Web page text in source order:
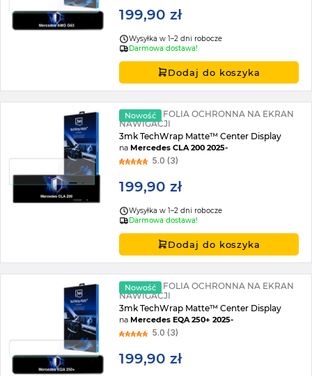
199,90 zł
Wysyłka w 1–2 dni robocze
Darmowa dostawa!
Dodaj do koszyka
Nowość
MATOWA FOLIA OCHRONNA NA EKRAN
NAWIGACJI
3mk TechWrap Matte™ Center Display
naMercedes CLA 200 2025-
5.0 (3)
199,90 zł
Wysyłka w 1–2 dni robocze
Darmowa dostawa!
Dodaj do koszyka
Nowość
MATOWA FOLIA OCHRONNA NA EKRAN
NAWIGACJI
3mk TechWrap Matte™ Center Display
naMercedes EQA 250+ 2025-
5.0 (3)
199,90 zł